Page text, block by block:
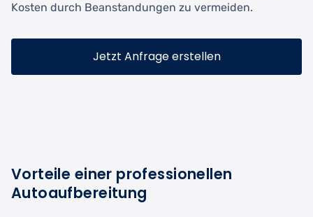
Kosten durch Beanstandungen zu vermeiden.
Jetzt Anfrage erstellen
Vorteile einer professionellen
Autoaufbereitung